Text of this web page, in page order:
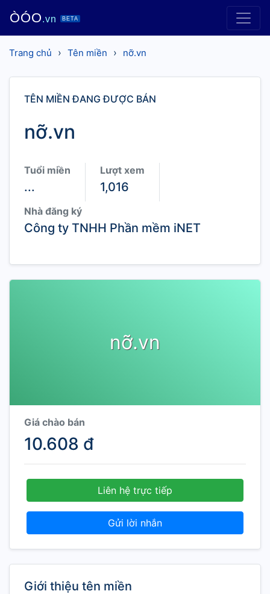
ÒÓO.vn BETA
Trang chủ › Tên miền › nỡ.vn
TÊN MIỀN ĐANG ĐƯỢC BÁN
nỡ.vn
Tuổi miền
...
Lượt xem
1,016
Nhà đăng ký
Công ty TNHH Phần mềm iNET
nỡ.vn
Giá chào bán
10.608 đ
Liên hệ trực tiếp
Gửi lời nhắn
Giới thiệu tên miền